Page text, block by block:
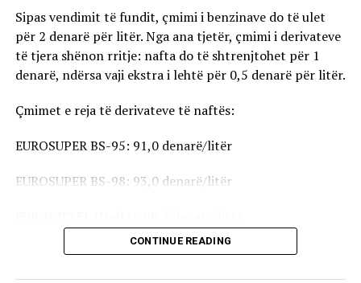
Sipas vendimit të fundit, çmimi i benzinave do të ulet
për 2 denarë për litër. Nga ana tjetër, çmimi i derivateve
të tjera shënon rritje: nafta do të shtrenjtohet për 1
denarë, ndërsa vaji ekstra i lehtë për 0,5 denarë për litër.
Çmimet e reja të derivateve të naftës:
EUROSUPER BS-95: 91,0 denarë/litër
EUROSUPER BS-98: 93,0 denarë/litër
Vaji ekstra i lehtë (EL-1): 98,5 denarë/litër
CONTINUE READING